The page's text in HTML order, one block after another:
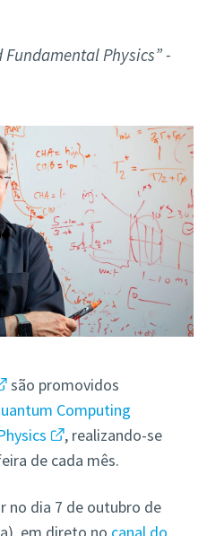
Physics” -
são promovidos
Computing
, realizando-se
de cada mês.
no dia 7 de outubro de